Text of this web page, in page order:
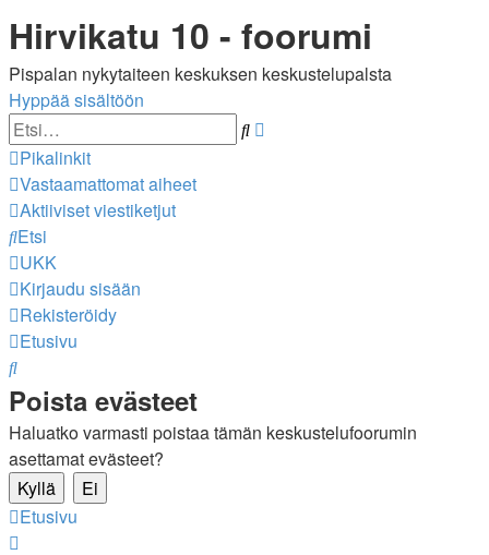
Hirvikatu 10 - foorumi
Pispalan nykytaiteen keskuksen keskustelupalsta
Hyppää sisältöön
Etsi
Pikalinkit
Vastaamattomat aiheet
Aktiiviset viestiketjut
Etsi
UKK
Kirjaudu sisään
Rekisteröidy
Etusivu
Etsi
Poista evästeet
Haluatko varmasti poistaa tämän keskustelufoorumin
asettamat evästeet?
Etusivu